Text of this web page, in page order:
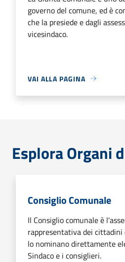
governo del comune, ed è
che la presiede e dagli
vicesindaco.
VAI ALLA PAGINA
Esplora Organi
Consiglio Comunale
Il Consiglio comunale è
rappresentativa dei cittadini
lo nominano direttamente
Sindaco e i consiglieri.